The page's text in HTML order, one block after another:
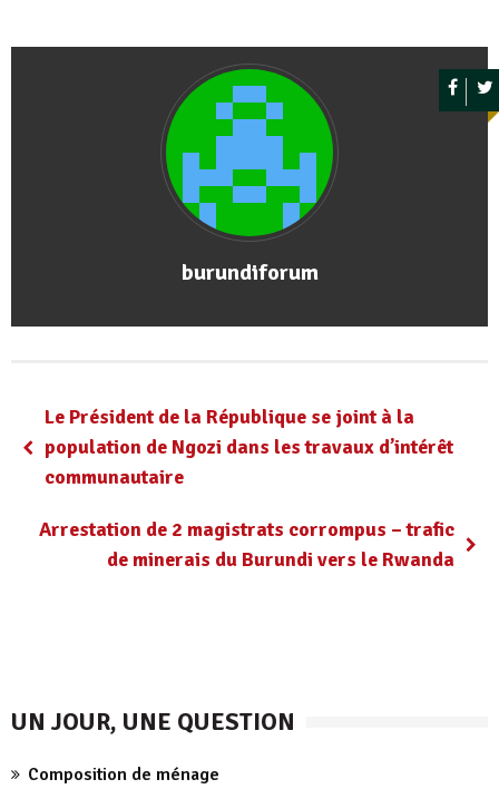
burundiforum
Le Président de la République se joint à la
population de Ngozi dans les travaux d’intérêt
communautaire
Arrestation de 2 magistrats corrompus – trafic
de minerais du Burundi vers le Rwanda
UN JOUR, UNE QUESTION
Composition de ménage